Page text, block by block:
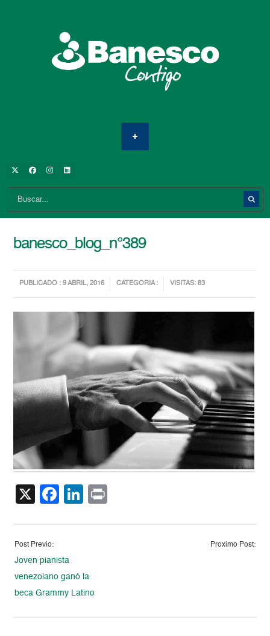
banesco_blog_n°389
PUBLICADO : 9 ABRIL, 2016 CATEGORIA : VISITAS: 83
X Facebook
LinkedIn
Post Previo:
Joven pianista
venezolano ganó la
beca Grammy Latino
Proximo Post: